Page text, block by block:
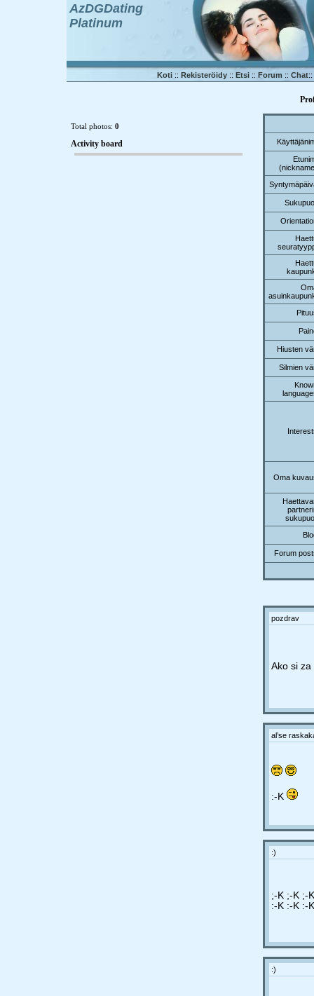
AzDGDating
Platinum
Koti:: Rekisteröidy:: Etsi :: Forum :: Chat::
Total photos: 0
Activity board
Hiusten
Silmien
Oma
Forum
pozdrav
Ako si za
al’se
:-K
:)
;-K ;-K ;-K
:-K :-K :-K
:)